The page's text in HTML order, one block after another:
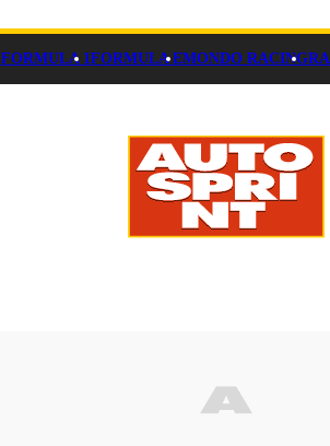
FORMULA 1FORMULA EMONDO RACING